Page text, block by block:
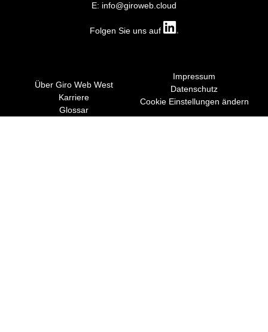
E: info@giroweb.cloud
Folgen Sie uns auf
Über Giro Web West
Karriere
Glossar
Impressum
Datenschutz
Cookie Einstellungen ändern